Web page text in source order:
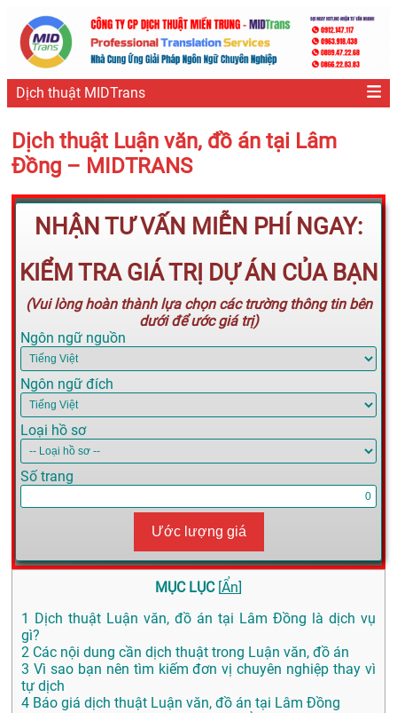
Dịch thuật MIDTrans
Dịch thuật Luận văn, đồ án tại Lâm
Đồng – MIDTRANS
NHẬN TƯ VẤN MIỄN PHÍ NGAY:
KIỂM TRA GIÁ TRỊ DỰ ÁN CỦA BẠN
(Vui lòng hoàn thành lựa chọn các trường thông tin bên
dưới để ước giá trị)
Ngôn ngữ nguồn
Ngôn ngữ đích
Loại hồ sơ
Số trang
Ước lượng giá
MỤC LỤC [Ẩn]
1
Dịch thuật Luận văn, đồ án tại Lâm Đồng là dịch vụ
gì?
2 Các nội dung cần dịch thuật trong Luận văn, đồ án
3 Vì sao bạn nên tìm kiếm đơn vị chuyên nghiệp thay vì
tự dịch
4 Báo giá dịch thuật Luận văn, đồ án tại Lâm Đồng